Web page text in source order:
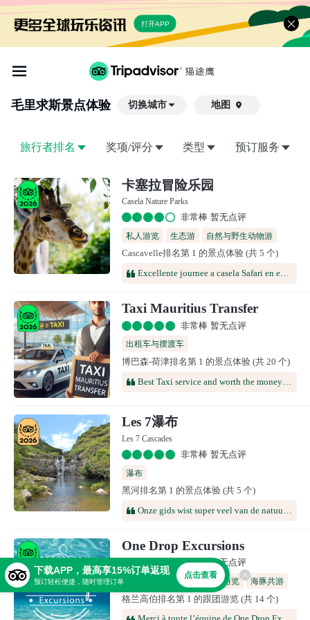
打开APP
毛里求斯景点体验 切换城市 地图 
旅行者排名 奖项/评分 类型 预订服务
卡塞拉冒险乐园
Casela Nature Parks
非常棒 暂无点评
私人游览
生态游 自然与野生动物游
极限运动 野生动物园
Cascavelle排名第 1 的景点体验 (共 5 个)
Taxi Mauritius Transfer
非常棒 暂无点评
出租车与摆渡车
博巴森-荷津排名第 1 的景点体验 (共 20 个)
Les 7瀑布
Les 7 Cascades
非常棒 暂无点评
瀑布
黑河排名第 1 的景点体验 (共 5 个)
One Drop Excursions
非常棒 暂无点评
一日游 私人游览 海豚共游
格兰高伯排名第 1 的跟团游览 (共 14 个)
下载APP，最高享15%订单返现
预订轻松便捷，随时管理订单
点击查看